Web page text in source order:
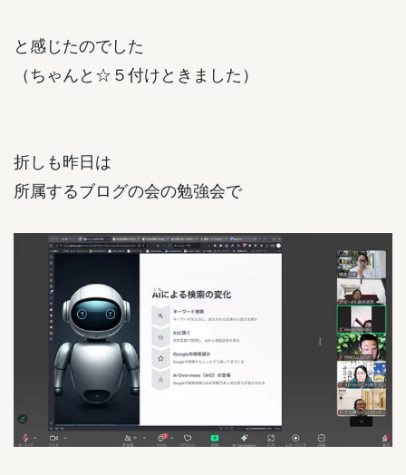
と感じたのでした
（ちゃんと☆５付けときました）
折しも昨日は
所属するブログの会の勉強会で